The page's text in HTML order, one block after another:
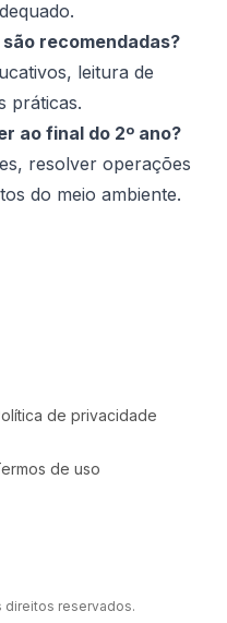
recomendadas?
leitura de
práticas.
ao final do 2º ano?
resolver operações
do meio ambiente.
de privacidade
de uso
direitos reservados.